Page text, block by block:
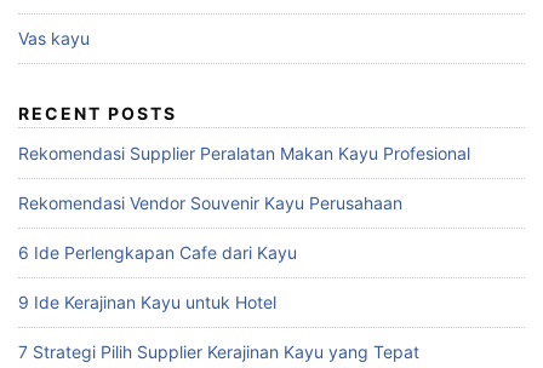
Vas kayu
RECENT POSTS
Rekomendasi Supplier Peralatan Makan Kayu Profesional
Rekomendasi Vendor Souvenir Kayu Perusahaan
6 Ide Perlengkapan Cafe dari Kayu
9 Ide Kerajinan Kayu untuk Hotel
7 Strategi Pilih Supplier Kerajinan Kayu yang Tepat